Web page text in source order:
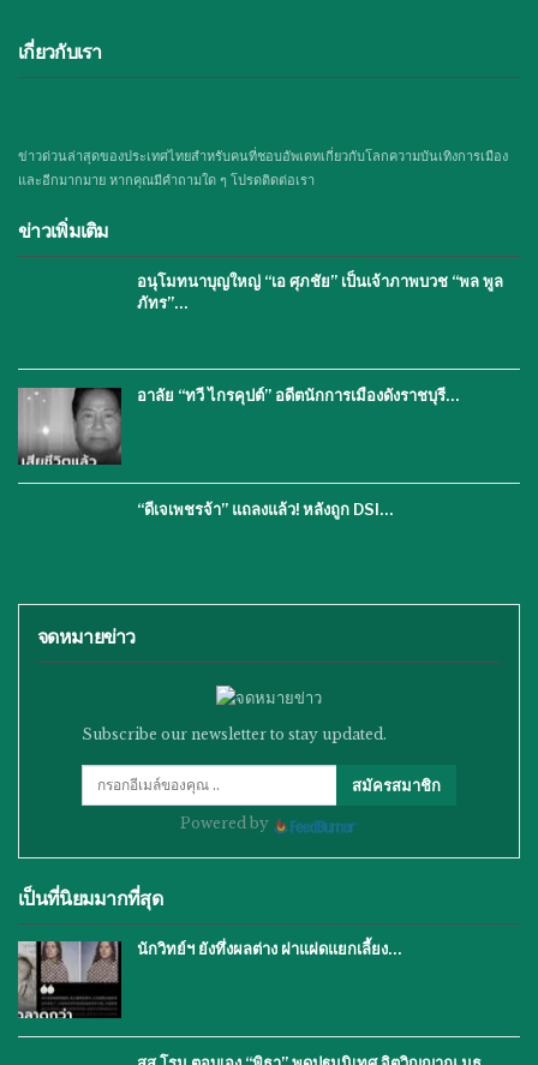
เกี่ยวกับเรา
ข่าวด่วนล่าสุดของประเทศไทยสำหรับคนที่ชอบอัพเดทเกี่ยวกับโลกความบันเทิงการเมือง
และอีกมากมาย หากคุณมีคำถามใด ๆ โปรดติดต่อเรา
ข่าวเพิ่มเติม
อนุโมทนาบุญใหญ่ “เอ ศุภชัย” เป็นเจ้าภาพบวช “พล พูล
ภัทร”…
อาลัย “ทวี ไกรคุปต์” อดีตนักการเมืองดังราชบุรี…
“ดีเจเพชรจ้า” แถลงแล้ว! หลังถูก DSI…
จดหมายข่าว
Subscribe our newsletter to stay updated.
สมัครสมาชิก
Powered by
เป็นที่นิยมมากที่สุด
นักวิทย์ฯ ยังทึ่งผลต่าง ฝาแฝดแยกเลี้ยง…